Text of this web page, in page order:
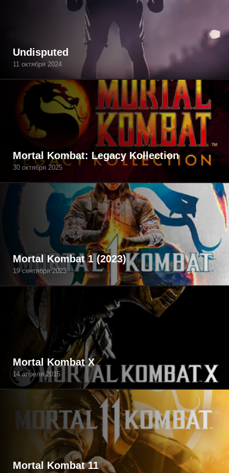
Undisputed
11 октября 2024
Mortal Kombat: Legacy Kollection
30 октября 2025
Mortal Kombat 1 (2023)
19 сентября 2023
Mortal Kombat X
14 апреля 2015
Mortal Kombat 11